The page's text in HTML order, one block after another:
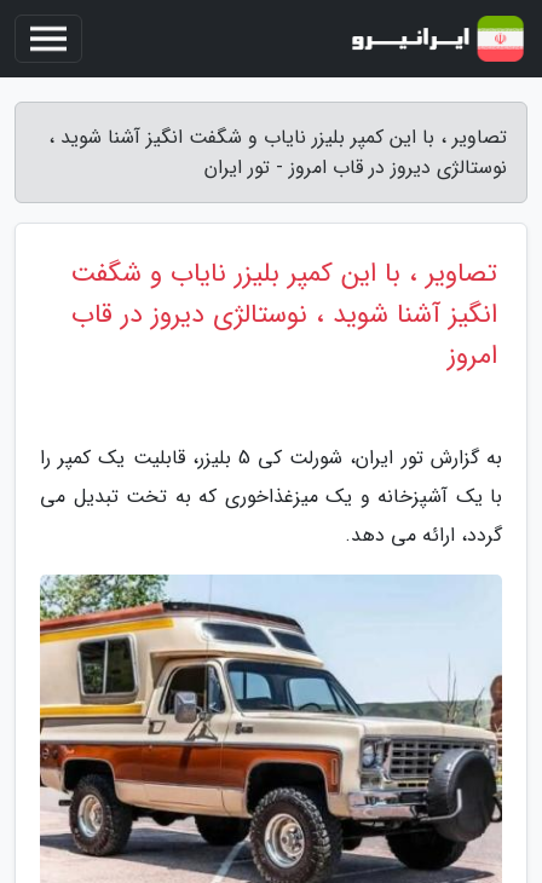
تصاویر ، با این کمپر بلیزر نایاب و شگفت انگیز آشنا شوید ،
نوستالژی دیروز در قاب امروز - تور ایران
تصاویر ، با این کمپر بلیزر نایاب و شگفت
انگیز آشنا شوید ، نوستالژی دیروز در قاب
امروز
به گزارش تور ایران، شورلت کی 5 بلیزر، قابلیت یک کمپر را
با یک آشپزخانه و یک میزغذاخوری که به تخت تبدیل می
گردد، ارائه می دهد.